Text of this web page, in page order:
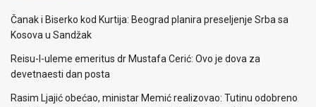
Čanak i Biserko kod Kurtija: Beograd planira preseljenje Srba sa
Kosova u Sandžak
Reisu-l-uleme emeritus dr Mustafa Cerić: Ovo je dova za
devetnaesti dan posta
Rasim Ljajić obećao, ministar Memić realizovao: Tutinu odobreno